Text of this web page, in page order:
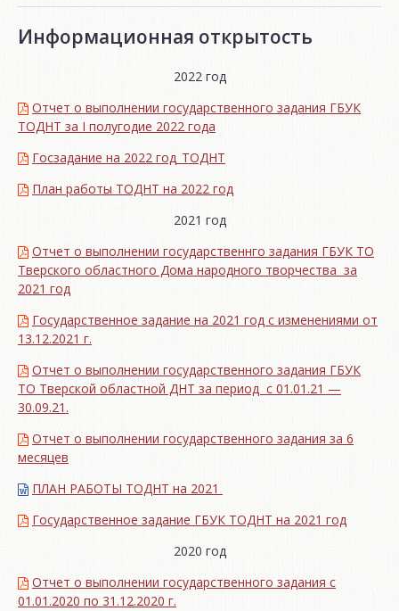
Информационная открытость
2022 год
Отчет о выполнении государственного задания ГБУК
ТОДНТ за I полугодие 2022 года
Госзадание на 2022 год_ТОДНТ
План работы ТОДНТ на 2022 год
2021 год
Отчет о выполнении государственнго задания ГБУК ТО
Тверского областного Дома народного творчества за
2021 год
Государственное задание на 2021 год с изменениями от
13.12.2021 г.
Отчет о выполнении государственного задания ГБУК
ТО Тверской областной ДНТ за период с 01.01.21 —
30.09.21.
Отчет о выполнении государственного задания за 6
месяцев
ПЛАН РАБОТЫ ТОДНТ на 2021
Государственное задание ГБУК ТОДНТ на 2021 год
2020 год
Отчет о выполнении государственного задания с
01.01.2020 по 31.12.2020 г.